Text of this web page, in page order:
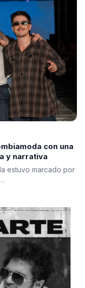
con una
y narrativa
estuvo marcado por